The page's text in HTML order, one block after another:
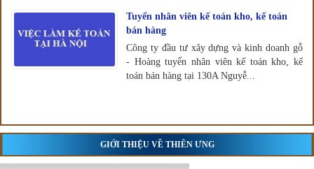
Tuyển nhân viên kế toán kho, kế toán
bán hàng
Công ty đầu tư xây dựng và kinh doanh gỗ
- Hoàng tuyển nhân viên kế toán kho, kế
toán bán hàng tại 130A Nguyễ...
GIỚI THIỆU VỀ THIÊN ƯNG